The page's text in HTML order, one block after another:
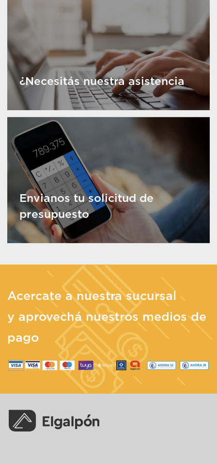
¿Necesitás nuestra asistencia
Envianos tu solicitud de
presupuesto
Acercate a nuestra sucursal
y aprovechá nuestros medios de
pago